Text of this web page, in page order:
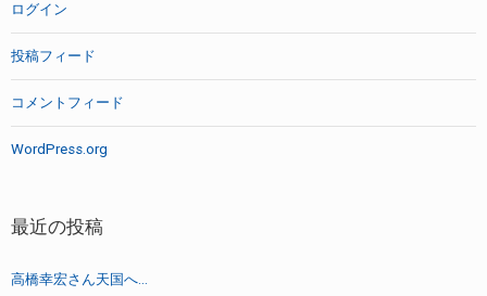
ログイン
投稿フィード
コメントフィード
WordPress.org
最近の投稿
高橋幸宏さん天国へ…